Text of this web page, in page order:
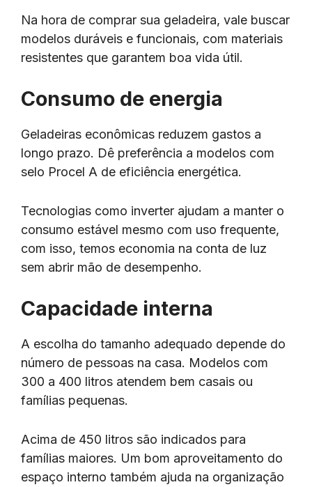
Na hora de comprar sua geladeira, vale buscar
modelos duráveis e funcionais, com materiais
resistentes que garantem boa vida útil.
Consumo de energia
Geladeiras econômicas reduzem gastos a
longo prazo. Dê preferência a modelos com
selo Procel A de eficiência energética.
Tecnologias como inverter ajudam a manter o
consumo estável mesmo com uso frequente,
com isso, temos economia na conta de luz
sem abrir mão de desempenho.
Capacidade interna
A escolha do tamanho adequado depende do
número de pessoas na casa. Modelos com
300 a 400 litros atendem bem casais ou
famílias pequenas.
Acima de 450 litros são indicados para
famílias maiores. Um bom aproveitamento do
espaço interno também ajuda na organização